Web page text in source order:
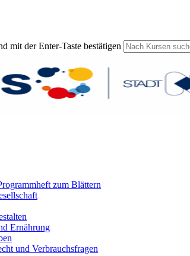
mit der Enter-Taste bestätigen
zum Blättern
Ernährung
und Verbrauchsfragen